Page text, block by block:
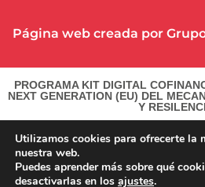
Página web creada por
PROGRAMA KIT DIGITAL
NEXT GENERATION (EU) DEL
Y
Utilizamos cookies para ofrecerte la
nuestra web.
Puedes aprender más sobre qué
desactivarlas en los ajustes.